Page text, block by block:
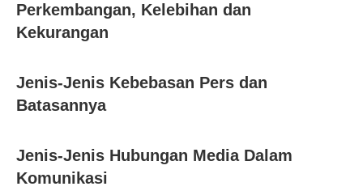
Perkembangan, Kelebihan dan
Kekurangan
Jenis-Jenis Kebebasan Pers dan
Batasannya
Jenis-Jenis Hubungan Media Dalam
Komunikasi